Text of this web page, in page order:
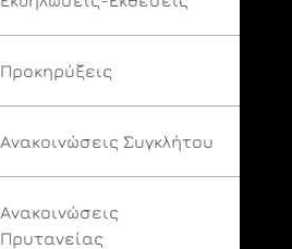
Προκηρύξεις
Ανακοινώσεις Συγκλήτου
Ανακοινώσεις
Πρυτανείας